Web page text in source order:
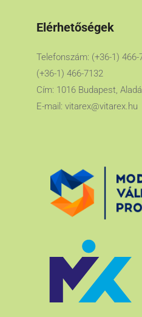
Elérhetőségek
Telefonszám: (+36-1) 466-
(+36-1) 466-7132
Cím: 1016 Budapest,
E-mail: vitarex@vitarex.hu